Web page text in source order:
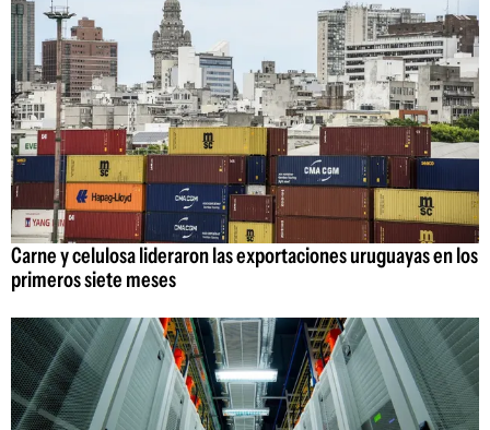
Carne y celulosa lideraron las exportaciones uruguayas en los
primeros siete meses